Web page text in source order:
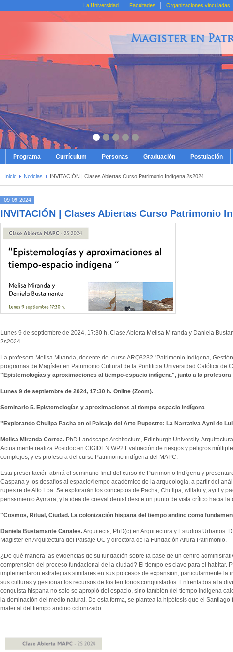
La Universidad Facultades Organizaciones vinculadas
Magister en
Programa Currículum Personas Graduación Postulación
Inicio Noticias INVITACIÓN | Clases Abiertas Curso Patrimonio Indígena 2s2024
09-09-2024
INVITACIÓN | Clases Abiertas Curso Patrimonio
Lunes 9 de septiembre de 2024, 17:30 h. Clase Abierta Melisa Miranda y Daniela
2s2024.
La profesora Melisa Miranda, docente del curso ARQ3232 "Patrimonio Indígena,
programas de Magíster en Patrimonio Cultural de la Pontificia Universidad Católica de
"Epistemologías y aproximaciones al tiempo-espacio indígena", junto a la
Lunes 9 de septiembre de 2024, 17:30 h. Online (Zoom).
Seminario 5. Epistemologías y aproximaciones al tiempo-espacio indígena
"Explorando Chullpa Pacha en el Paisaje del Arte Rupestre: La Narrativa Ayni de
Melisa Miranda Correa. PhD Landscape Architecture, Edinburgh University.
Actualmente realiza Postdoc en CIGIDEN WP2 Evaluación de riesgos y peligros
complejos, y es profesora del curso Patrimonio indígena del MAPC.
Esta presentación abrirá el seminario final del curso de Patrimonio Indígena y
Caspana y los desafíos al espacio/tiempo académico de la arqueología, a partir del
rupestre de Alto Loa. Se explorarán los conceptos de Pacha, Chullpa, willakuy, ayni y
pensamiento Aymara; y la idea de coeval denial desde un punto de vista crítico hacia
"Cosmos, Ritual, Ciudad. La colonización hispana del tiempo andino como
Daniela Bustamante Canales.Arquitecta, PhD(c) en Arquitectura y Estudios Urbanos.
Magister en Arquitectura del Paisaje UC y directora de la Fundación Altura Patrimonio.
¿De qué manera las evidencias de su fundación sobre la base de un centro
comprensión del proceso fundacional de la ciudad? El tiempo es clave para el habitar.
implementaron estrategias similares en sus procesos de expansión, particularmente la
sus culturas y gestionar los recursos de los territorios conquistados. Enfrentados a la
conquista hispana no solo se apropió del espacio, sino también del tiempo indigena
la dominación del medio natural. De esta forma, se plantea la hipótesis que el
material del tiempo andino colonizado.